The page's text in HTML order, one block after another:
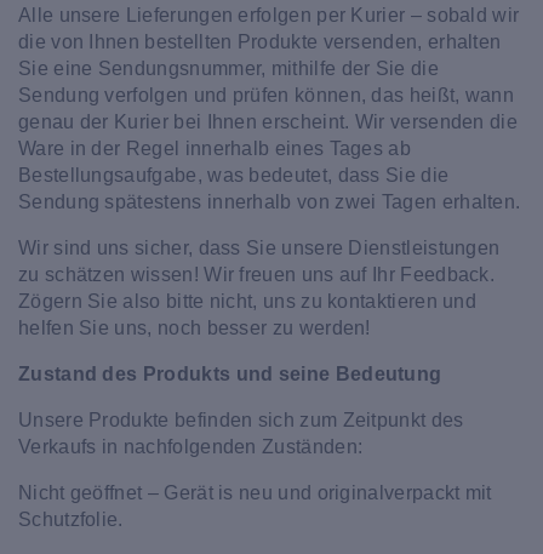
Alle unsere Lieferungen erfolgen per Kurier – sobald wir
die von Ihnen bestellten Produkte versenden, erhalten
Sie eine Sendungsnummer, mithilfe der Sie die
Sendung verfolgen und prüfen können, das heißt, wann
genau der Kurier bei Ihnen erscheint. Wir versenden die
Ware in der Regel innerhalb eines Tages ab
Bestellungsaufgabe, was bedeutet, dass Sie die
Sendung spätestens innerhalb von zwei Tagen erhalten.
Wir sind uns sicher, dass Sie unsere Dienstleistungen
zu schätzen wissen! Wir freuen uns auf Ihr Feedback.
Zögern Sie also bitte nicht, uns zu kontaktieren und
helfen Sie uns, noch besser zu werden!
Zustand des Produkts und seine Bedeutung
Unsere Produkte befinden sich zum Zeitpunkt des
Verkaufs in nachfolgenden Zuständen:
Nicht geöffnet – Gerät is neu und originalverpackt mit
Schutzfolie.